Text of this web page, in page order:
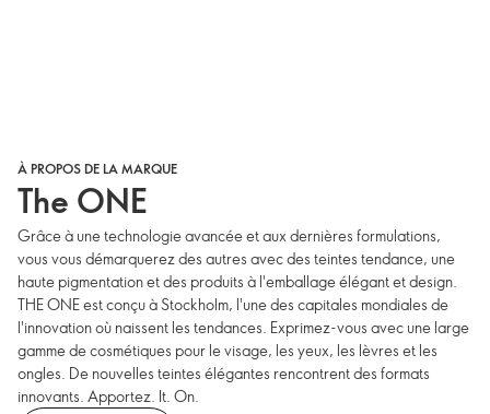
À PROPOS DE LA MARQUE
The ONE
Grâce à une technologie avancée et aux dernières formulations,
vous vous démarquerez des autres avec des teintes tendance, une
haute pigmentation et des produits à l'emballage élégant et design.
THE ONE est conçu à Stockholm, l'une des capitales mondiales de
l'innovation où naissent les tendances. Exprimez-vous avec une large
gamme de cosmétiques pour le visage, les yeux, les lèvres et les
ongles. De nouvelles teintes élégantes rencontrent des formats
innovants. Apportez. It. On.